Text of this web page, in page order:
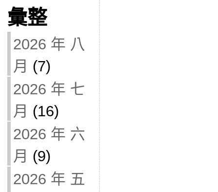
彙整
2026 年 八
月 (7)
2026 年 七
月 (16)
2026 年 六
月 (9)
2026 年 五